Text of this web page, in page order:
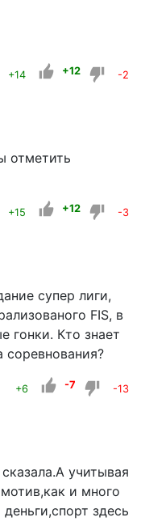
+14 +12 -2
отметить
+15 +12 -3
супер лиги,
FIS, в
гонки. Кто знает
соревнования?
+6 -7 -13
учитывая
и много
здесь